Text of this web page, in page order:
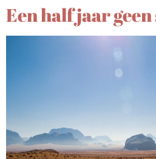
Een half jaar geen